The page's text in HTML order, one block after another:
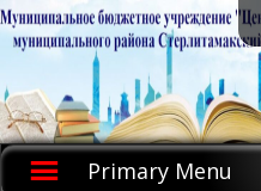
Skip
to
Primary Menu